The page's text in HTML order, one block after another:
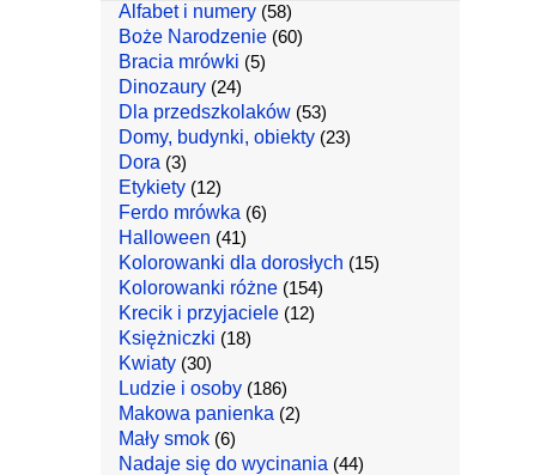
Alfabet i numery(58)
Boże Narodzenie(60)
Bracia mrówki (5)
Dinozaury(24)
Dla przedszkolaków(53)
Domy, budynki, obiekty(23)
Dora (3)
Etykiety(12)
Ferdo mrówka (6)
Halloween (41)
Kolorowanki dla dorosłych (15)
Kolorowanki różne(154)
Krecik i przyjaciele(12)
Księżniczki (18)
Kwiaty(30)
Ludzie i osoby(186)
Makowa panienka (2)
Mały smok(6)
Nadaje się do wycinania (44)